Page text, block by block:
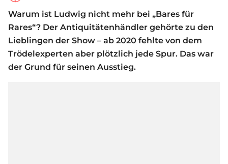
Warum ist Ludwig nicht mehr bei „Bares für
Rares“? Der Antiquitätenhändler gehörte zu den
Lieblingen der Show – ab 2020 fehlte von dem
Trödelexperten aber plötzlich jede Spur. Das war
der Grund für seinen Ausstieg.